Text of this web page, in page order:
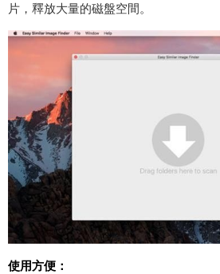
片，釋放大量的磁盤空間。
使用方便：